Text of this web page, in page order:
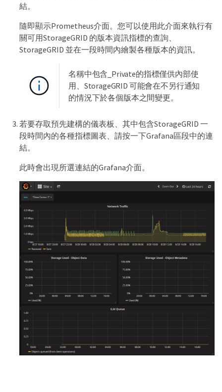
結。
隨即顯示Prometheus介面。您可以使用此介面來執行有
關可用StorageGRID 的版本資訊指標的查詢、
StorageGRID 並在一段時間內繪製各種版本的資訊。
名稱中包含_Private的指標僅供內部使
用、StorageGRID 可能會在不另行通知
的情況下於各個版本之間變更。
若要存取預先建構的儀表板、其中包含StorageGRID 一
段時間內的各種指標圖表、請按一下Grafana區段中的連
結。
此時會出現所選連結的Grafana介面。